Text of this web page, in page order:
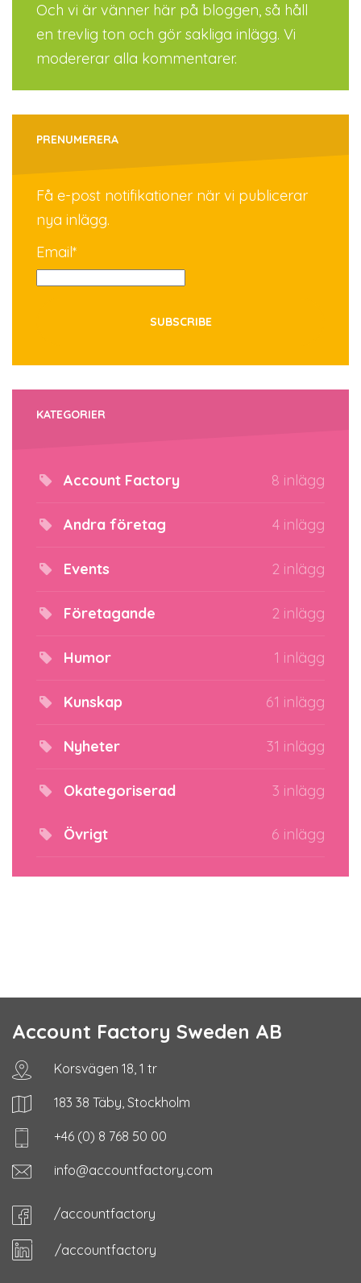
Och vi är vänner här på bloggen, så håll
en trevlig ton och gör sakliga inlägg. Vi
modererar alla kommentarer.
PRENUMERERA
Få e-post notifikationer när vi publicerar
nya inlägg.
Email*
KATEGORIER
Account Factory 8 inlägg
Andra företag 4 inlägg
Events 2 inlägg
Företagande 2 inlägg
Humor 1 inlägg
Kunskap 61 inlägg
Nyheter 31 inlägg
Okategoriserad 3 inlägg
Övrigt 6 inlägg
Account Factory Sweden AB
Korsvägen 18, 1 tr
183 38 Täby, Stockholm
+46 (0) 8 768 50 00
info@accountfactory.com
/accountfactory
/accountfactory